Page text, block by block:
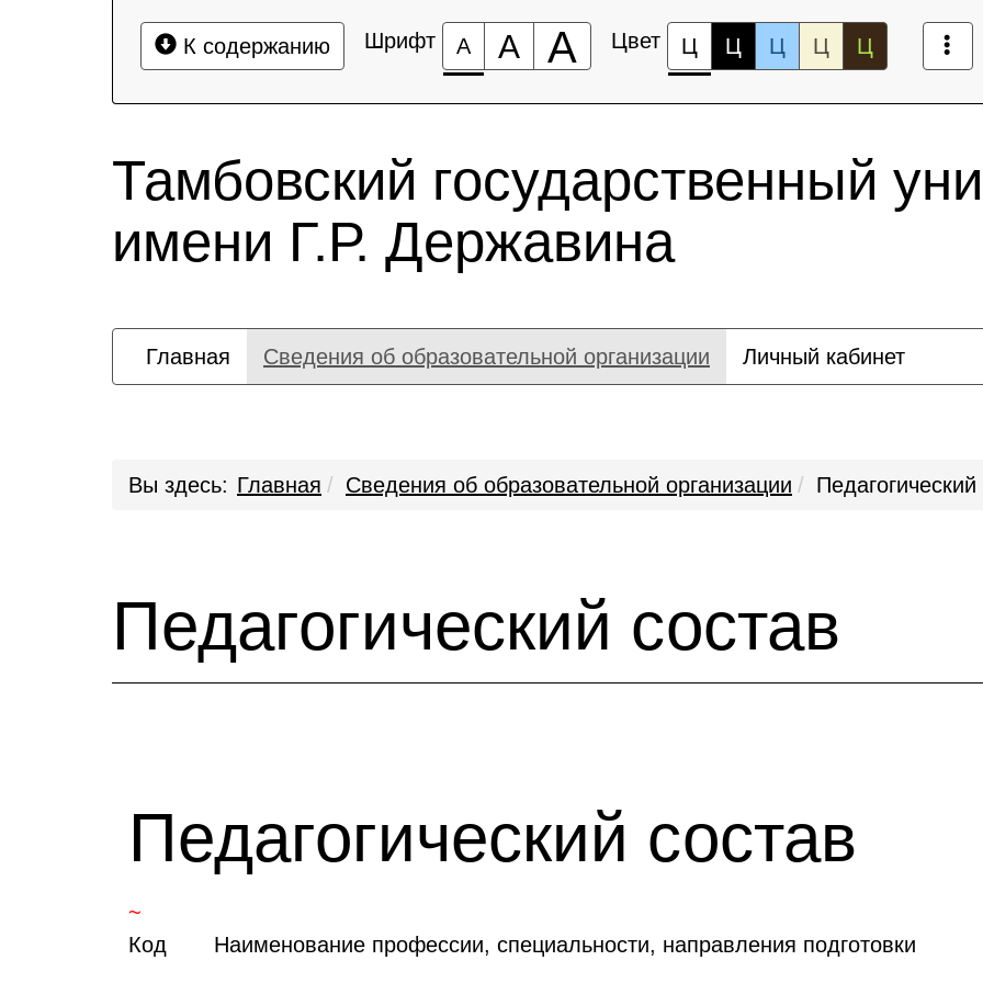
К содержанию Шрифт А А А Цвет Ц Ц Ц Ц Ц
Тамбовский государственный
имени Г.Р. Державина
Главная Сведения об образовательной организации Личный кабинет
Вы здесь: Главная Сведения об образовательной организации Педагогический
Педагогический состав
Педагогический состав
~
Код
Наименование профессии, специальности, направления подготовки